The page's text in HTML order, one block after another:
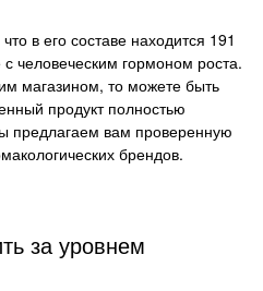
в его составе находится 191
человеческим гормоном роста.
магазином, то можете быть
продукт полностью
предлагаем вам проверенную
брендов.
за уровнем